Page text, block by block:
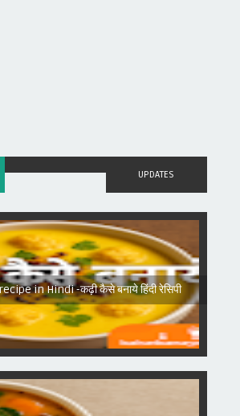
UPDATES
in Hindi -कढ़ी कैसे बनाये हिंदी रेसिपी